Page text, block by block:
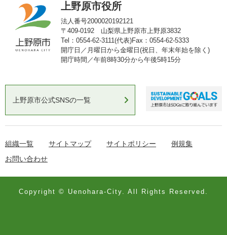
上野原市役所
法人番号2000020192121
〒409-0192 山梨県上野原市上野原3832
Tel：0554-62-3111(代表)Fax：0554-62-5333
開庁日／月曜日から金曜日(祝日、年末年始を除く)
開庁時間／午前8時30分から午後5時15分
上野原市公式SNSの一覧
組織一覧 サイトマップ サイトポリシー
例規集
お問い合わせ
Copyright © Uenohara-City. All Rights Reserved.